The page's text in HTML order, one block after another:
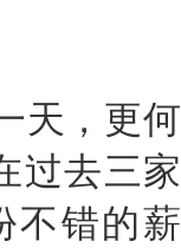
天，更何
过去三家
不错的薪